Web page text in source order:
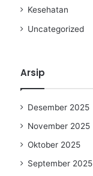
Kesehatan
Uncategorized
Arsip
Desember 2025
November 2025
Oktober 2025
September 2025